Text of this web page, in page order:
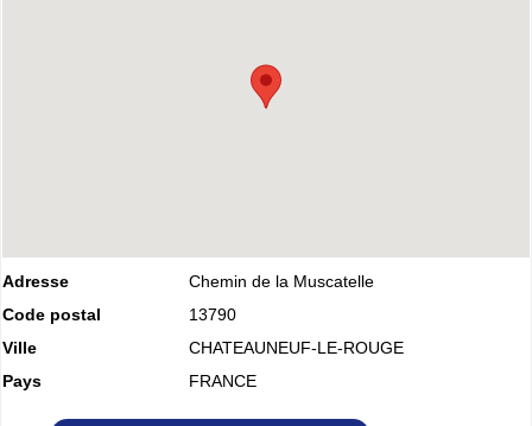
Adresse
Chemin de la Muscatelle
Code postal
13790
Ville
CHATEAUNEUF-LE-ROUGE
Pays
FRANCE